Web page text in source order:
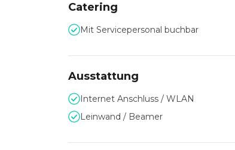
Catering
Mit Servicepersonal buchbar
Ausstattung
Internet Anschluss / WLAN
Leinwand / Beamer